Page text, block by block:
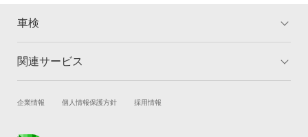
車検
トップ
車検の基礎知識 キャンペーン一覧
関連サービス
試乗・商談 新車購入
企業情報 個人情報保護方針 採用情報